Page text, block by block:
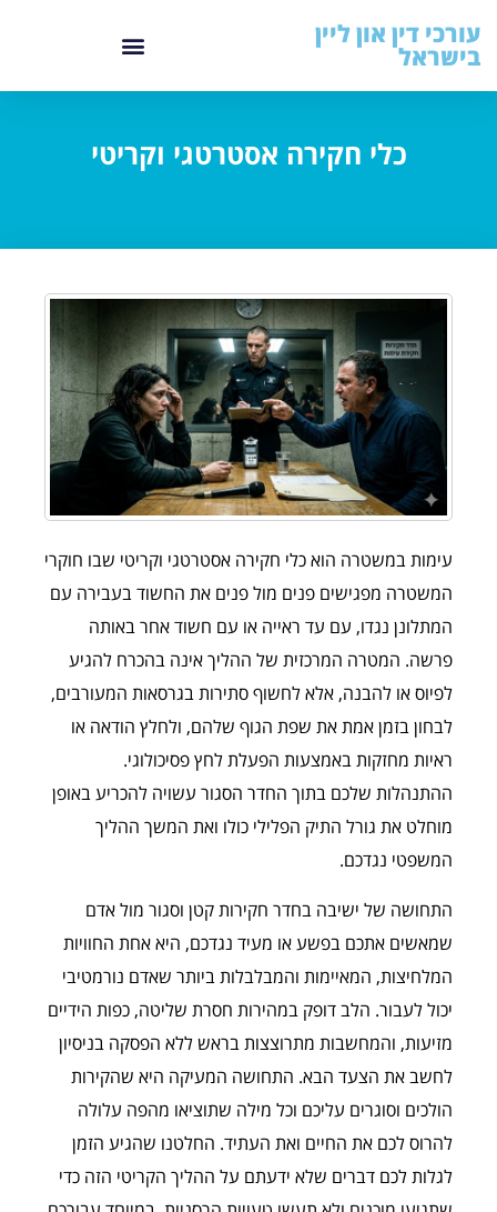
עורכי דין און ליין
בישראל
כלי חקירה אסטרטגי וקריטי
עימות במשטרה הוא כלי חקירה אסטרטגי וקריטי שבו חוקרי
המשטרה מפגישים פנים מול פנים את החשוד בעבירה עם
המתלונן נגדו, עם עד ראייה או עם חשוד אחר באותה
פרשה. המטרה המרכזית של ההליך אינה בהכרח להגיע
לפיוס או להבנה, אלא לחשוף סתירות בגרסאות המעורבים,
לבחון בזמן אמת את שפת הגוף שלהם, ולחלץ הודאה או
ראיות מחזקות באמצעות הפעלת לחץ פסיכולוגי.
ההתנהלות שלכם בתוך החדר הסגור עשויה להכריע באופן
מוחלט את גורל התיק הפלילי כולו ואת המשך ההליך
המשפטי נגדכם.
התחושה של ישיבה בחדר חקירות קטן וסגור מול אדם
שמאשים אתכם בפשע או מעיד נגדכם, היא אחת החוויות
המלחיצות, המאיימות והמבלבלות ביותר שאדם נורמטיבי
יכול לעבור. הלב דופק במהירות חסרת שליטה, כפות הידיים
מזיעות, והמחשבות מתרוצצות בראש ללא הפסקה בניסיון
לחשב את הצעד הבא. התחושה המעיקה היא שהקירות
הולכים וסוגרים עליכם וכל מילה שתוציאו מהפה עלולה
להרוס לכם את החיים ואת העתיד. החלטנו שהגיע הזמן
לגלות לכם דברים שלא ידעתם על ההליך הקריטי הזה כדי